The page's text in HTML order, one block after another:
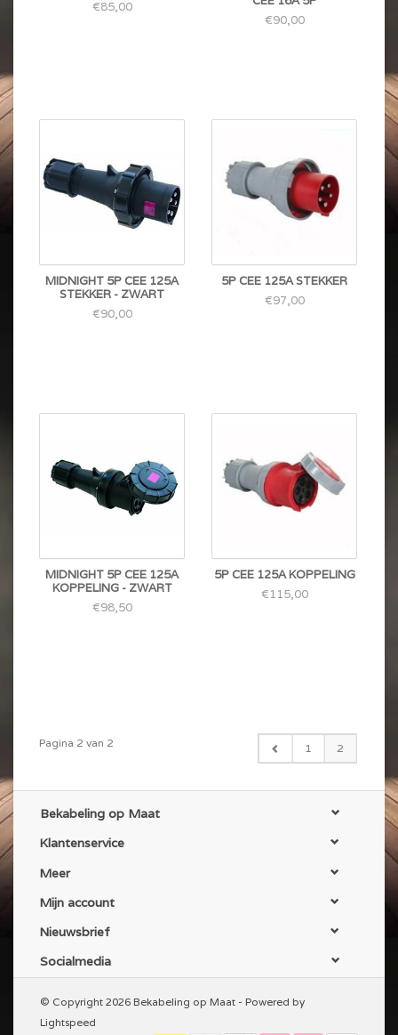
€85,00
€90,00
MIDNIGHT 5P CEE 125A
STEKKER - ZWART
€90,00
5P CEE 125A STEKKER
€97,00
MIDNIGHT 5P CEE 125A
KOPPELING - ZWART
€98,50
5P CEE 125A KOPPELING
€115,00
Pagina 2 van 2 1 2
Bekabeling op Maat
Klantenservice
Meer
Mijn account
Nieuwsbrief
Socialmedia
© Copyright 2026 Bekabeling op Maat - Powered by
Lightspeed